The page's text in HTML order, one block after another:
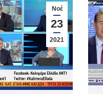
Νοέ
23
2021